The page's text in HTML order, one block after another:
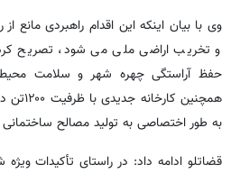
وی با بیان اینکه این اقدام راهبردی مانع
و تخریب اراضی ملی می شود، تصریح
حفظ آراستگی چهره شهر و سلامت
همچنین
به طور اختصاصی به تولید مصالح ساختمانی
قضاتلو ادامه داد: در راستای تأکیدات